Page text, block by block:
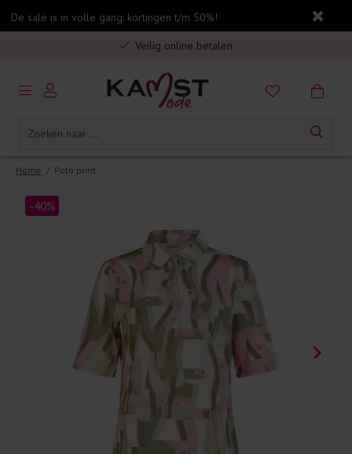
De sale is in volle gang: kortingen t/m 50%!
Gratis verzending in Nederland vanaf €75,-
Veilig online betalen
5% spaarbonus op jouw aankoop
Gratis verzending in Nederland vanaf €75,-
Home / Polo print
-40%